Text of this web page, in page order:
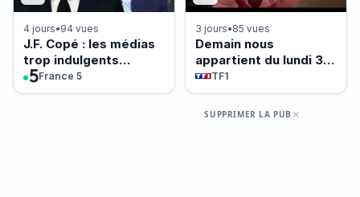
4 jours•94 vues
J.F. Copé : les médias
trop indulgents
envers Jordan
Bardella ?
France 5
3 jours•85 vues
Demain nous
appartient du lundi 3
août 2026 - Episode
2261
TF1
SUPPRIMER LA PUB